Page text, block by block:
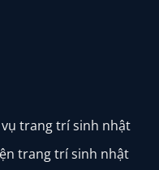
vụ trang trí sinh nhật
trang trí sinh nhật